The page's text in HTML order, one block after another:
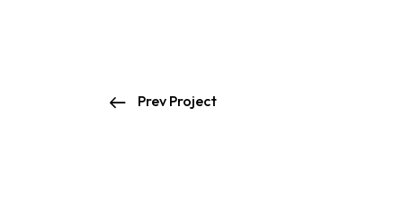
Prev Project